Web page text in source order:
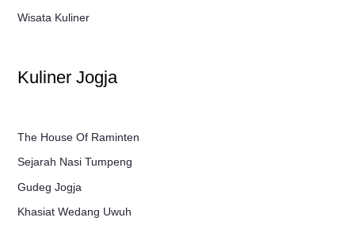
Wisata Kuliner
Kuliner Jogja
The House Of Raminten
Sejarah Nasi Tumpeng
Gudeg Jogja
Khasiat Wedang Uwuh